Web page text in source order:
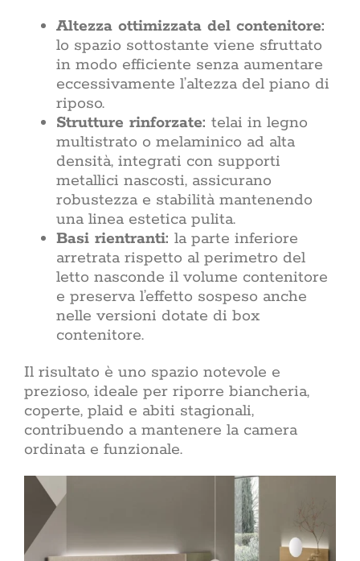
Altezza ottimizzata del contenitore:
lo spazio sottostante viene sfruttato
in modo efficiente senza aumentare
eccessivamente l’altezza del piano di
riposo.
Strutture rinforzate: telai in legno
multistrato o melaminico ad alta
densità, integrati con supporti
metallici nascosti, assicurano
robustezza e stabilità mantenendo
una linea estetica pulita.
Basi rientranti: la parte inferiore
arretrata rispetto al perimetro del
letto nasconde il volume contenitore
e preserva l’effetto sospeso anche
nelle versioni dotate di box
contenitore.
Il risultato è uno spazio notevole e
prezioso, ideale per riporre biancheria,
coperte, plaid e abiti stagionali,
contribuendo a mantenere la camera
ordinata e funzionale.